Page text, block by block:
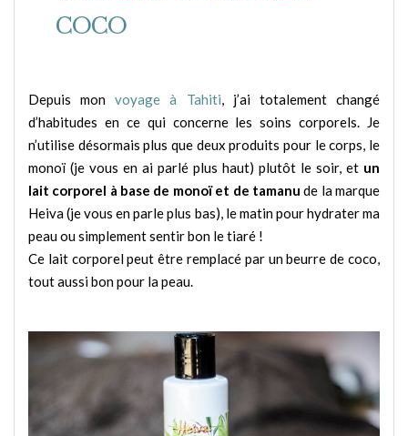
COCO
Depuis mon voyage à Tahiti, j’ai totalement changé
d’habitudes en ce qui concerne les soins corporels. Je
n’utilise désormais plus que deux produits pour le corps, le
monoï (je vous en ai parlé plus haut) plutôt le soir, et un
lait corporel à base de monoï et de tamanude la marque
Heiva (je vous en parle plus bas), le matin pour hydrater ma
peau ou simplement sentir bon le tiaré !
Ce lait corporel peut être remplacé par un beurre de coco,
tout aussi bon pour la peau.